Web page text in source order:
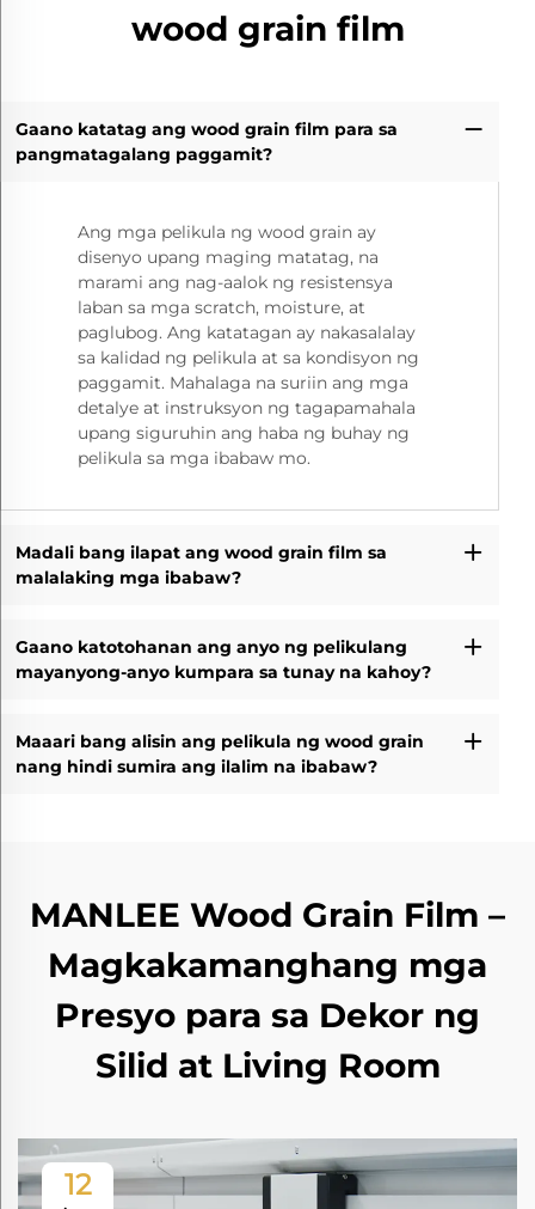
wood grain film
Gaano katatag ang wood grain film para sa
pangmatagalang paggamit?
Ang mga pelikula ng wood grain ay
disenyo upang maging matatag, na
marami ang nag-aalok ng resistensya
laban sa mga scratch, moisture, at
paglubog. Ang katatagan ay nakasalalay
sa kalidad ng pelikula at sa kondisyon ng
paggamit. Mahalaga na suriin ang mga
detalye at instruksyon ng tagapamahala
upang siguruhin ang haba ng buhay ng
pelikula sa mga ibabaw mo.
Madali bang ilapat ang wood grain film sa
malalaking mga ibabaw?
Gaano katotohanan ang anyo ng pelikulang
mayanyong-anyo kumpara sa tunay na kahoy?
Maaari bang alisin ang pelikula ng wood grain
nang hindi sumira ang ilalim na ibabaw?
MANLEE Wood Grain Film –
Magkakamanghang mga
Presyo para sa Dekor ng
Silid at Living Room
12